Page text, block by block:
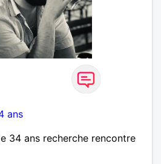
ans
34 ans recherche rencontre